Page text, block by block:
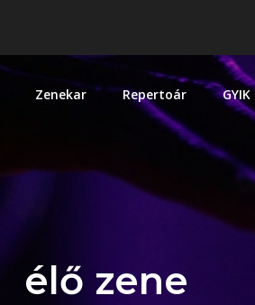
Zenekar Repertoár GYIK
élő zene